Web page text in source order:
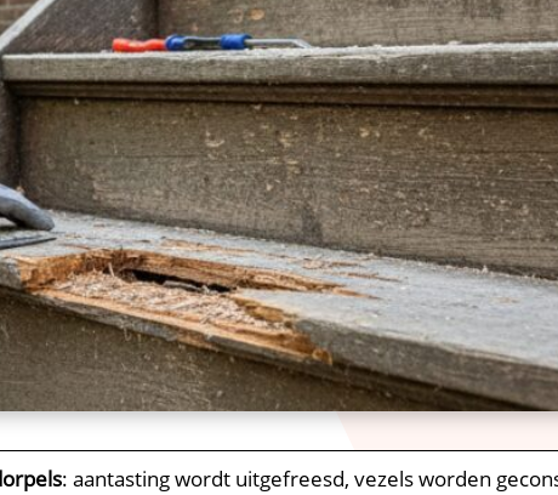
: aantasting wordt uitgefreesd, vezels worden